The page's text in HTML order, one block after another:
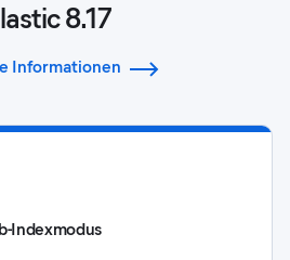
8.17
Informationen
Indexmodus